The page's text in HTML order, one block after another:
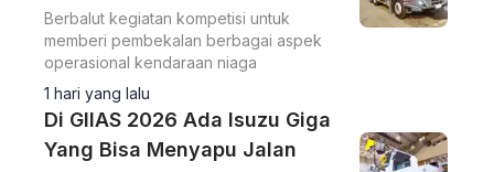
Berbalut kegiatan kompetisi untuk
memberi pembekalan berbagai aspek
operasional kendaraan niaga
1 hari yang lalu
Di GIIAS 2026 Ada Isuzu Giga
Yang Bisa Menyapu Jalan